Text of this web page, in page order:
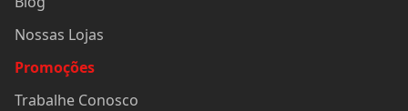
Nossas Lojas
Promoções
Trabalhe Conosco